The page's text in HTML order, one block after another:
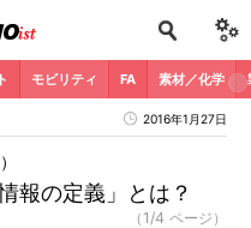
モビリティ FA 素材／化学
2016年1月27日
報の定義」とは？
（1/4 ページ）